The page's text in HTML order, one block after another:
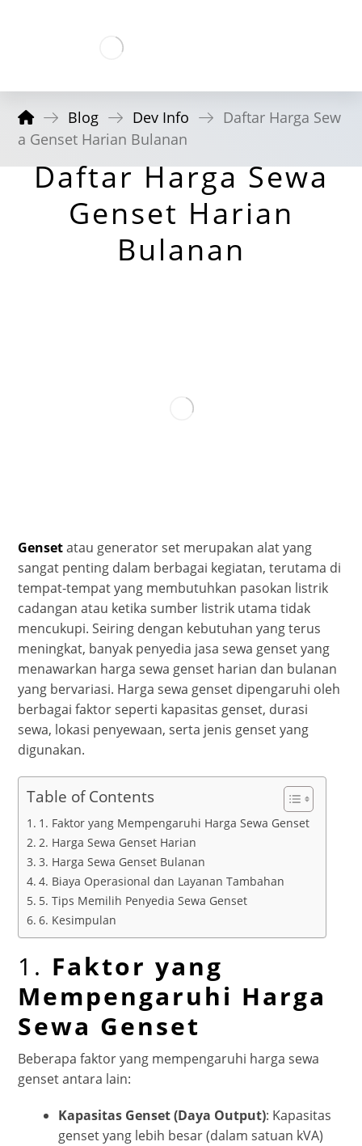
Blog Dev Info
Daftar Harga Sew
a Genset Harian Bulanan
Daftar Harga Sewa
Genset Harian
Bulanan
Gensetatau generator set merupakan alat yang
sangat penting dalam berbagai kegiatan, terutama di
tempat-tempat yang membutuhkan pasokan listrik
cadangan atau ketika sumber listrik utama tidak
mencukupi. Seiring dengan kebutuhan yang terus
meningkat, banyak penyedia jasa sewa genset yang
menawarkan harga sewa genset harian dan bulanan
yang bervariasi. Harga sewa genset dipengaruhi oleh
berbagai faktor seperti kapasitas genset, durasi
sewa, lokasi penyewaan, serta jenis genset yang
digunakan.
Table of Contents
1. Faktor yang Mempengaruhi Harga Sewa Genset
2. Harga Sewa Genset Harian
3. Harga Sewa Genset Bulanan
4. Biaya Operasional dan Layanan Tambahan
5. Tips Memilih Penyedia Sewa Genset
6. Kesimpulan
1. Faktor yang
Mempengaruhi Harga
Sewa Genset
Beberapa faktor yang mempengaruhi harga sewa
genset antara lain:
Kapasitas Genset (Daya Output): Kapasitas
genset yang lebih besar (dalam satuan kVA)